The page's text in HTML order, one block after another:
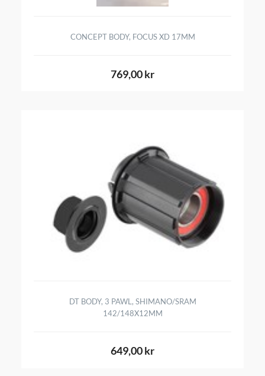
CONCEPT BODY, FOCUS XD 17MM
769,00 kr
DT BODY, 3 PAWL, SHIMANO/SRAM
142/148X12MM
649,00 kr